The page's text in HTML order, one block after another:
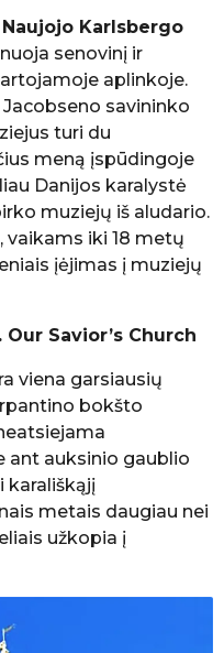
Naujojo Karlsbergo
senovinį ir
aplinkoje.
savininko
turi du
meną įspūdingoje
Danijos karalystė
muziejų iš aludario.
vaikams iki 18 metų
įėjimas į muziejų
Our Savior’s Church
viena garsiausių
bokšto
ant auksinio gaublio
karališkąjį
metais daugiau nei
užkopia į